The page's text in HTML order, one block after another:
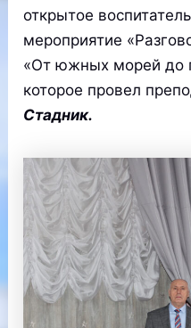
открытое
мероприятие
«От южных морей до
которое провел
Стадник.